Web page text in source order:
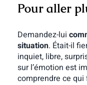
Pour aller
Demandez-lui
situation. Était-il
inquiet, libre,
sur l’émotion est
comprendre ce qui